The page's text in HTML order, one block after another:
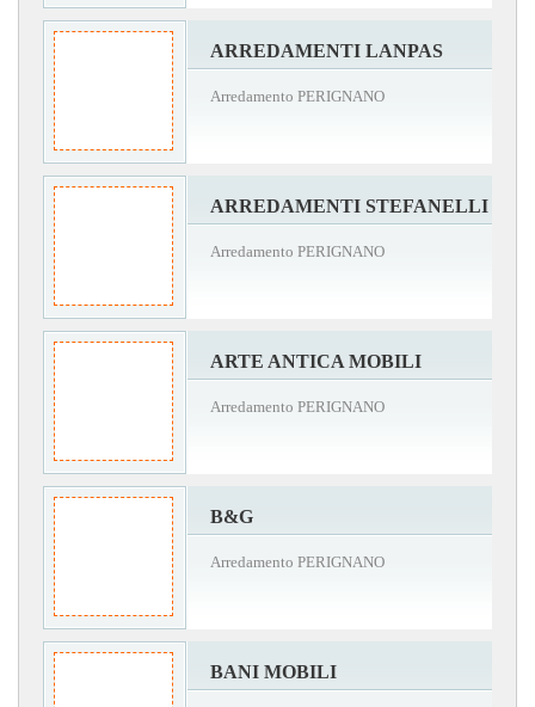
ARREDAMENTI LANPAS
Arredamento PERIGNANO
ARREDAMENTI STEFANELLI
Arredamento PERIGNANO
ARTE ANTICA MOBILI
Arredamento PERIGNANO
B&G
Arredamento PERIGNANO
BANI MOBILI